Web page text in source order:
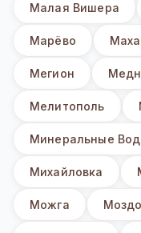
Малая Вишера
Марёво
Мегион
Мелитополь
Минеральные
Михайловка
Можга